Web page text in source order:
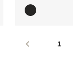
1